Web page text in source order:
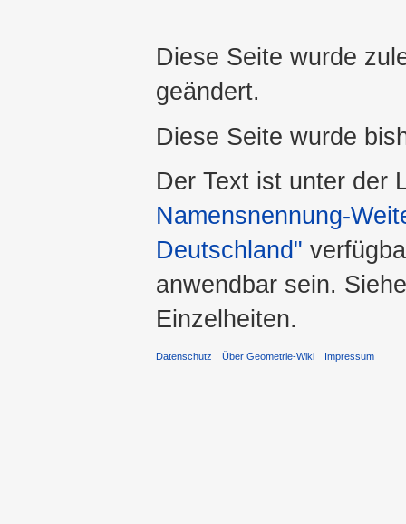
Diese Seite wurde
geändert.
Diese Seite wurde
Der Text ist unter der
Namensnennung-
Deutschland"
anwendbar sein.
Einzelheiten.
Datenschutz Über Geometrie-Wiki Impressum